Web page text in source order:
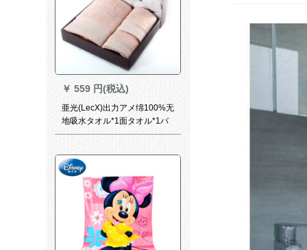
￥ 559 円(税込)
亜光(LecX)出力アメ绵100%无
地吸水タオル*1面タオル*1バ
ースタオル*1セクト